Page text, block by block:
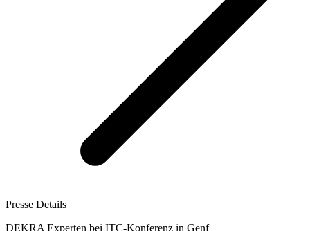
Presse Details
DEKRA Experten bei ITC-Konferenz in Genf